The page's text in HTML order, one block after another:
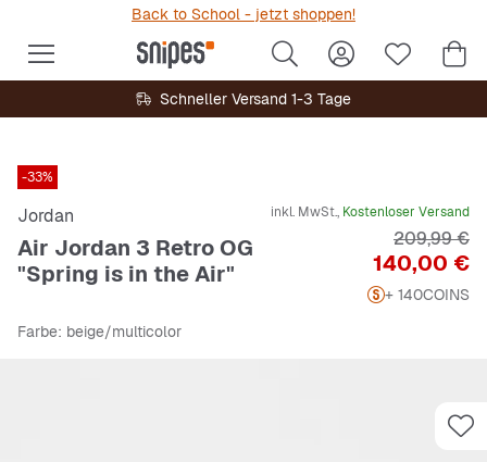
Back to School - jetzt shoppen!
Schneller Versand 1-3 Tage
-33%
Jordan
Air Jordan 3 Retro OG
"Spring is in the Air"
inkl. MwSt., Kostenloser Versand
Preis
140,00 €
209,99 €
+ 140COINS
Farbe: beige/multicolor